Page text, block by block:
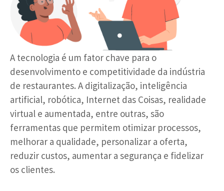
A tecnologia é um fator chave para o
desenvolvimento e competitividade da indústria
de restaurantes. A digitalização, inteligência
artificial, robótica, Internet das Coisas, realidade
virtual e aumentada, entre outras, são
ferramentas que permitem otimizar processos,
melhorar a qualidade, personalizar a oferta,
reduzir custos, aumentar a segurança e fidelizar
os clientes.